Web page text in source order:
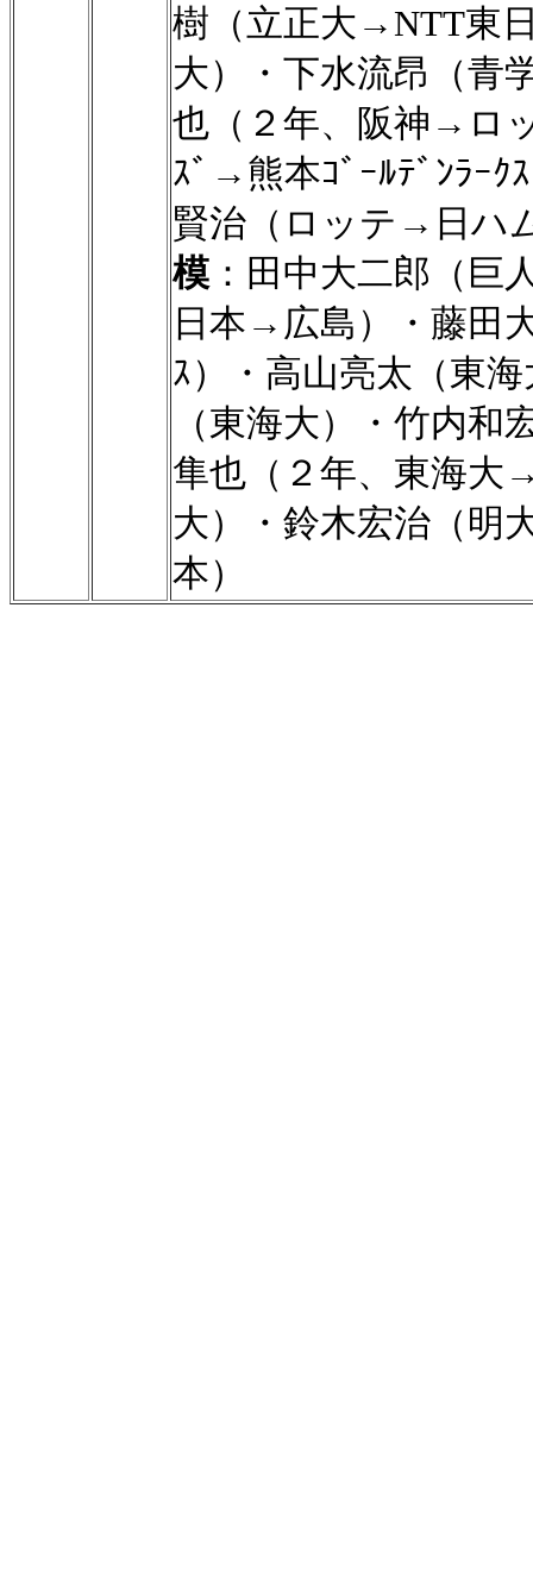
樹（立正大→NTT東
大）・下水流昂（
也（２年、阪神→ロ
ｽﾞ→熊本ｺﾞｰﾙﾃﾞﾝﾗｰ
賢治（ロッテ→日ハ
模 ：田中大二郎（巨
日本→広島）・藤田
ｽ）・高山亮太（東
（東海大）・竹内
隼也（２年、東海大
大）・鈴木宏治（明
本）